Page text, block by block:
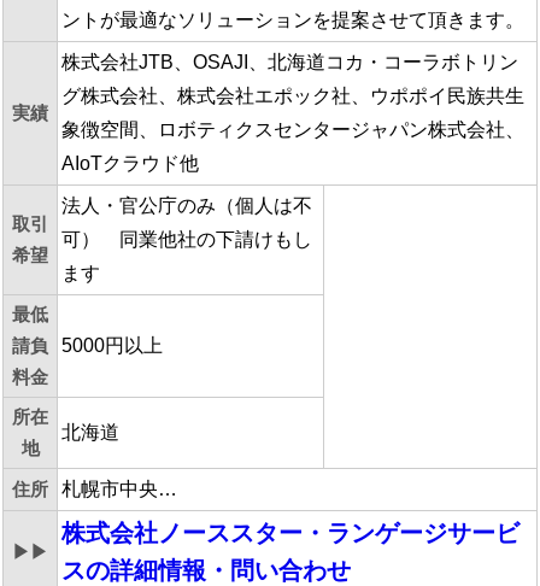
ントが最適なソリューションを提案させて頂きます。
実績
株式会社JTB、OSAJI、北海道コカ・コーラボトリン
グ株式会社、株式会社エポック社、ウポポイ民族共生
象徴空間、ロボティクスセンタージャパン株式会社、
AIoTクラウド他
取引
希望
法人・官公庁のみ（個人は不
可） 同業他社の下請けもし
ます
最低
請負
料金
5000円以上
所在
地
北海道
住所 札幌市中央…
▶▶
株式会社ノーススター・ランゲージサービ
スの詳細情報・問い合わせ